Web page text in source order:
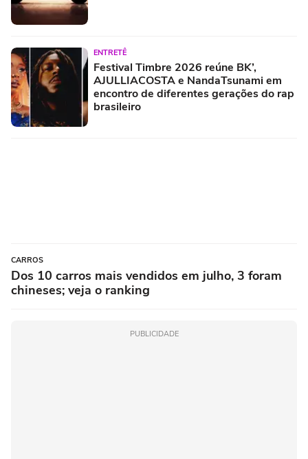
ENTRETÊ
Festival Timbre 2026 reúne BK’,
AJULLIACOSTA e NandaTsunami em
encontro de diferentes gerações do rap
brasileiro
CARROS
Dos 10 carros mais vendidos em julho, 3 foram
chineses; veja o ranking
PUBLICIDADE